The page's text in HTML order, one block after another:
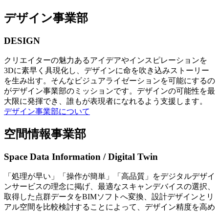
デザイン事業部
DESIGN
クリエイターの魅力あるアイデアやインスピレーションを
3Dに素早く具現化し、デザインに命を吹き込みストーリー
を生み出す。そんなビジュアライゼーションを可能にするの
がデザイン事業部のミッションです。デザインの可能性を最
大限に発揮でき、誰もが表現者になれるよう支援します。
デザイン事業部について
空間情報事業部
Space Data Information / Digital Twin
「処理が早い」「操作が簡単」「高品質」をデジタルデザイ
ンサービスの理念に掲げ、最適なスキャンデバイスの選択、
取得した点群データをBIMソフトへ変換、設計デザインとリ
アル空間を比較検討することによって、デザイン精度を高め